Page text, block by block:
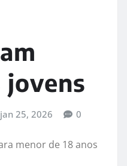
jan 25, 2026 0